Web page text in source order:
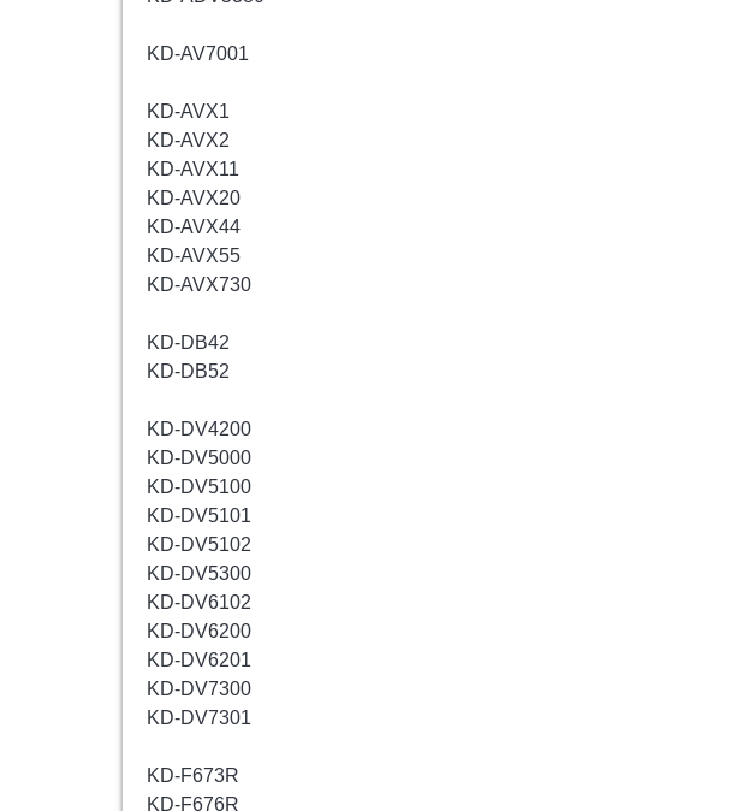
KD-AV7001
KD-AVX1
KD-AVX2
KD-AVX11
KD-AVX20
KD-AVX44
KD-AVX55
KD-AVX730
KD-DB42
KD-DB52
KD-DV4200
KD-DV5000
KD-DV5100
KD-DV5101
KD-DV5102
KD-DV5300
KD-DV6102
KD-DV6200
KD-DV6201
KD-DV7300
KD-DV7301
KD-F673R
KD-F676R